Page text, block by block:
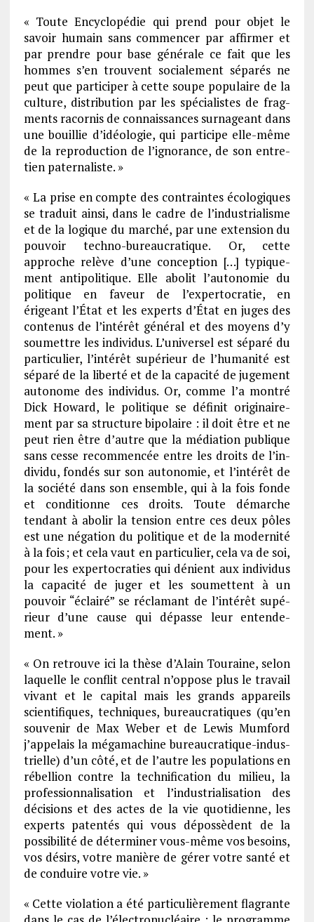
« Toute Ency­clo­pé­die qui prend pour objet le
savoir humain sans commen­cer par affir­mer et
par prendre pour base géné­rale ce fait que les
hommes s’en trouvent socia­le­ment sépa­rés ne
peut que parti­ci­per à cette soupe popu­laire de la
culture, distri­bu­tion par les spécia­listes de frag­
ments racor­nis de connais­sances surna­geant dans
une bouillie d’idéo­lo­gie, qui parti­cipe elle-même
de la repro­duc­tion de l’igno­rance, de son entre­
tien pater­na­liste. »
« La prise en compte des contraintes écolo­giques
se traduit ainsi, dans le cadre de l’in­dus­tria­lisme
et de la logique du marché, par une exten­sion du
pouvoir techno-bureau­cra­tique. Or, cette
approche relève d’une concep­tion […] typique­
ment anti­po­li­tique. Elle abolit l’au­to­no­mie du
poli­tique en faveur de l’ex­per­to­cra­tie, en
érigeant l’État et les experts d’État en juges des
conte­nus de l’in­té­rêt géné­ral et des moyens d’y
soumettre les indi­vi­dus. L’uni­ver­sel est séparé du
parti­cu­lier, l’in­té­rêt supé­rieur de l’hu­ma­nité est
séparé de la liberté et de la capa­cité de juge­ment
auto­nome des indi­vi­dus. Or, comme l’a montré
Dick Howard, le poli­tique se défi­nit origi­nai­re­
ment par sa struc­ture bipo­laire : il doit être et ne
peut rien être d’autre que la média­tion publique
sans cesse recom­men­cée entre les droits de l’in­
di­vidu, fondés sur son auto­no­mie, et l’in­té­rêt de
la société dans son ensemble, qui à la fois fonde
et condi­tionne ces droits. Toute démarche
tendant à abolir la tension entre ces deux pôles
est une néga­tion du poli­tique et de la moder­nité
à la fois ; et cela vaut en parti­cu­lier, cela va de soi,
pour les exper­to­cra­ties qui dénient aux indi­vi­dus
la capa­cité de juger et les soumettent à un
pouvoir “éclairé” se récla­mant de l’in­té­rêt supé­
rieur d’une cause qui dépasse leur enten­de­
ment. »
« On retrouve ici la thèse d’Alain Touraine, selon
laquelle le conflit central n’op­pose plus le travail
vivant et le capi­tal mais les grands appa­reils
scien­ti­fiques, tech­niques, bureau­cra­tiques (qu’en
souve­nir de Max Weber et de Lewis Mumford
j’ap­pe­lais la méga­ma­chine bureau­cra­tique-indus­
trielle) d’un côté, et de l’autre les popu­la­tions en
rébel­lion contre la tech­ni­fi­ca­tion du milieu, la
profes­sion­na­li­sa­tion et l’in­dus­tria­li­sa­tion des
déci­sions et des actes de la vie quoti­dienne, les
experts paten­tés qui vous dépos­sèdent de la
possi­bi­lité de déter­mi­ner vous-même vos besoins,
vos désirs, votre manière de gérer votre santé et
de conduire votre vie. »
« Cette viola­tion a été parti­cu­liè­re­ment flagrante